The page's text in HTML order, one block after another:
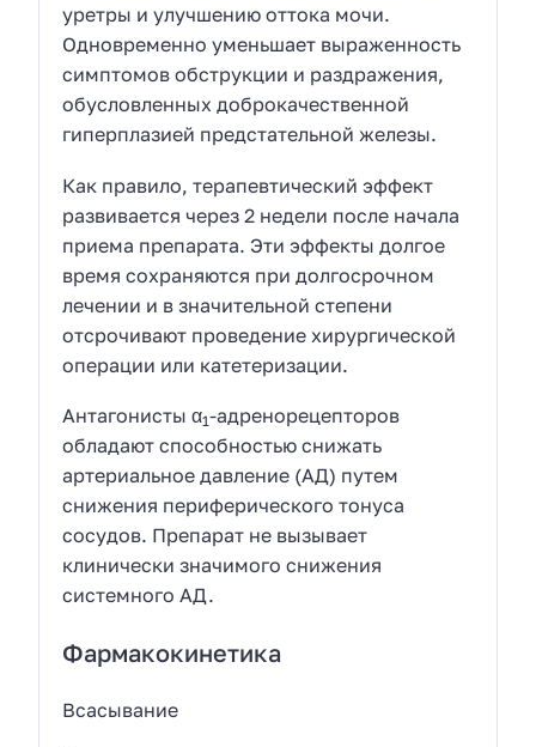
уретры и улучшению оттока мочи.
Одновременно уменьшает выраженность
симптомов обструкции и раздражения,
обусловленных доброкачественной
гиперплазией предстательной железы.
Как правило, терапевтический эффект
развивается через 2 недели после начала
приема препарата. Эти эффекты долгое
время сохраняются при долгосрочном
лечении и в значительной степени
отсрочивают проведение хирургической
операции или катетеризации.
Антагонисты α1-адренорецепторов
обладают способностью снижать
артериальное давление (АД) путем
снижения периферического тонуса
сосудов. Препарат не вызывает
клинически значимого снижения
системного АД.
Фармакокинетика
Всасывание